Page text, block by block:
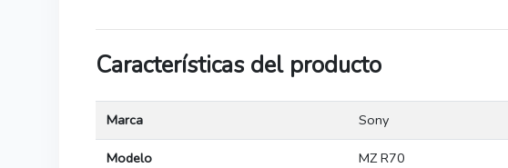
Características del producto
Marca Sony
Modelo MZ R70